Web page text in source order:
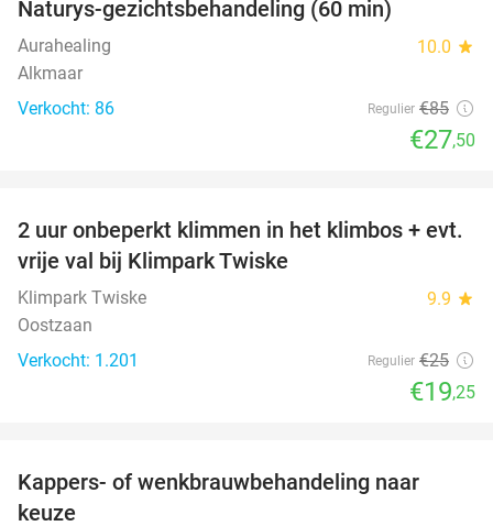
Naturys-gezichtsbehandeling (60 min)
Aurahealing 10.0 star
Alkmaar
Verkocht: 86
Regulier €85
€27,50
23%
2 uur onbeperkt klimmen in het klimbos + evt.
vrije val bij Klimpark Twiske
Klimpark Twiske 9.9 star
Oostzaan
Verkocht: 1.201
Regulier €25
€19,25
Kappers- of wenkbrauwbehandeling naar
keuze